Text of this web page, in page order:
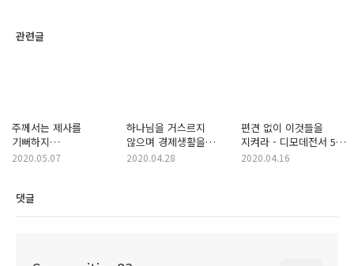
관련글
주께서는 제사를
기뻐하지
아니하시나니... 시편
섬기는 일의 어려움)
2020.05.07
하나님을 거스르지
않으며 경제생활을
해야하는 이유 (신명기
2020.04.28
편견 없이 이것들을
지켜라 - 디모데전서 5장
(바울이 목회자
2020.04.16
댓글